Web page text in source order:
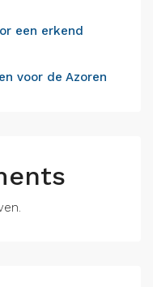
een erkend
voor de Azoren